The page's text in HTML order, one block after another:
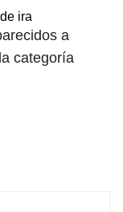
ira
a
categoría